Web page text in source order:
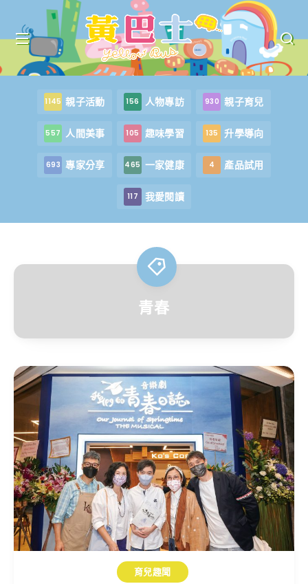
1145 親子活動 156 人物專訪 930 親子育兒
557 人間美事 105 趣味學習 135 升學導向
693 專家分享 465 一家健康 4 產品試用
117 我愛閱讀
青春
育兒趣聞